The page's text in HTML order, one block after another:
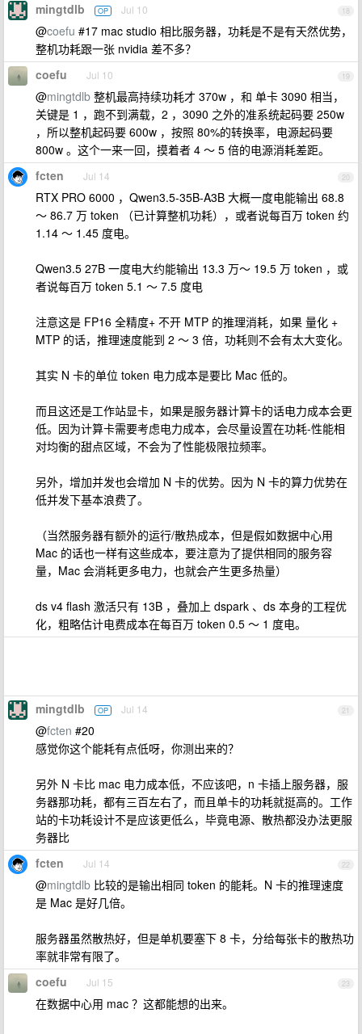
18
mingtdlb OP Jul 10
@coefu #17 mac studio 相比服务器，功耗是不是有天然优势，
整机功耗跟一张 nvidia 差不多？
19
coefu Jul 10
@mingtdlb 整机最高持续功耗才 370w ，和 单卡 3090 相当，
关键是 1 ，跑不到满载，2 ，3090 之外的准系统起码要 250w
，所以整机起码要 600w ，按照 80%的转换率，电源起码要
800w 。这个一来一回，摸着者 4 ～ 5 倍的电源消耗差距。
20
fcten Jul 14
RTX PRO 6000 ，Qwen3.5-35B-A3B 大概一度电能输出 68.8
～ 86.7 万 token （已计算整机功耗），或者说每百万 token 约
1.14 ～ 1.45 度电。
Qwen3.5 27B 一度电大约能输出 13.3 万～ 19.5 万 token ，或
者说每百万 token 5.1 ～ 7.5 度电
注意这是 FP16 全精度+ 不开 MTP 的推理消耗，如果 量化 +
MTP 的话，推理速度能到 2 ～ 3 倍，功耗则不会有太大变化。
其实 N 卡的单位 token 电力成本是要比 Mac 低的。
而且这还是工作站显卡，如果是服务器计算卡的话电力成本会更
低。因为计算卡需要考虑电力成本，会尽量设置在功耗-性能相
对均衡的甜点区域，不会为了性能极限拉频率。
另外，增加并发也会增加 N 卡的优势。因为 N 卡的算力优势在
低并发下基本浪费了。
（当然服务器有额外的运行/散热成本，但是假如数据中心用
Mac 的话也一样有这些成本，要注意为了提供相同的服务容
量，Mac 会消耗更多电力，也就会产生更多热量）
ds v4 flash 激活只有 13B ，叠加上 dspark 、ds 本身的工程优
化，粗略估计电费成本在每百万 token 0.5 ～ 1 度电。
21
mingtdlb OP Jul 14
@fcten #20
感觉你这个能耗有点低呀，你测出来的？
另外 N 卡比 mac 电力成本低，不应该吧，n 卡插上服务器，服
务器那功耗，都有三百左右了，而且单卡的功耗就挺高的。工作
站的卡功耗设计不是应该更低么，毕竟电源、散热都没办法更服
务器比
22
fcten Jul 14
@mingtdlb 比较的是输出相同 token 的能耗。N 卡的推理速度
是 Mac 是好几倍。
服务器虽然散热好，但是单机要塞下 8 卡，分给每张卡的散热功
率就非常有限了。
23
coefu Jul 15
在数据中心用 mac ？这都能想的出来。